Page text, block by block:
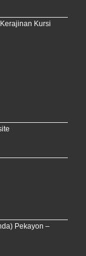
Kursi
Pekayon –